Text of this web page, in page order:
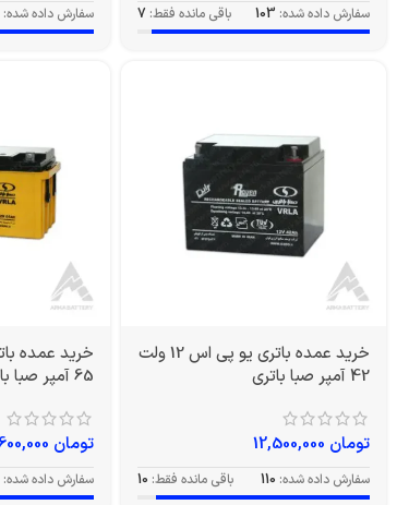
سفارش داده شده: 103 باقی مانده فقط: 7 سفارش داده شده:
خرید عمده باتری یو پی اس 12 ولت
42 آمپر صبا باتری
تومان
سفارش داده شده: 110 باقی مانده فقط: 10
65 آمپر صبا باتری
تومان
سفارش داده شده: